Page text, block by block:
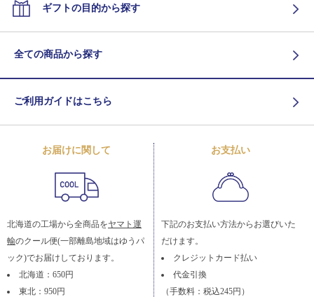
ギフトの目的から探す
全ての商品から探す
ご利用ガイドはこちら
お届けに関して
北海道の工場から全商品をヤマト運
輸のクール便(一部離島地域はゆうパ
ック)でお届けしております。
北海道：650円
東北：950円
お支払い
下記のお支払い方法からお選びいた
だけます。
クレジットカード払い
代金引換
（手数料：税込245円）